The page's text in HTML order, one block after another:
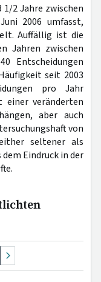
2 Jahre zwischen
2006 umfasst,
Auffällig ist die
Jahren zwischen
Entscheidungen
seit 2003
pro Jahr
veränderten
aber auch
von
seltener als
Eindruck in der